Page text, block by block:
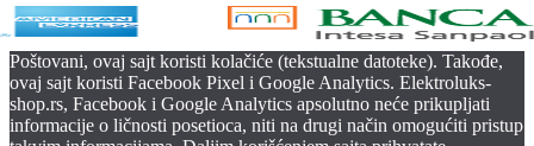
Poštovani, ovaj sajt koristi kolačiće (tekstualne datoteke). Takođe,
ovaj sajt koristi Facebook Pixel i Google Analytics. Elektroluks-
shop.rs, Facebook i Google Analytics apsolutno neće prikupljati
informacije o ličnosti posetioca, niti na drugi način omogućiti pristup